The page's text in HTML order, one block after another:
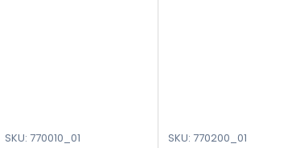
SKU: 770010_01 SKU: 770200_01